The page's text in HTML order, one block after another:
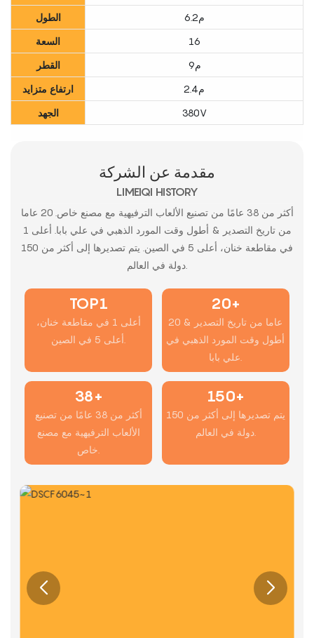
الطول
م6.2
السعة
16
القطر
م9
ارتفاع متزايد
م2.4
الجهد
380V
مقدمة عن الشركة
LIMEIQI HISTORY
أكثر من 38 عامًا من تصنيع الألعاب الترفيهية مع مصنع خاص. 20 عاما
من تاريخ التصدير & أطول وقت المورد الذهبي في علي بابا. أعلى 1
في مقاطعة خنان، أعلى 5 في الصين. يتم تصديرها إلى أكثر من 150
دولة في العالم.
TOP1
أعلى 1 في مقاطعة خنان،
20+
20 عاما من تاريخ التصدير &
أطول وقت المورد الذهبي في
38+
أكثر من 38 عامًا من تصنيع
الألعاب الترفيهية مع مصنع
150+
يتم تصديرها إلى أكثر من 150
دولة في العالم.